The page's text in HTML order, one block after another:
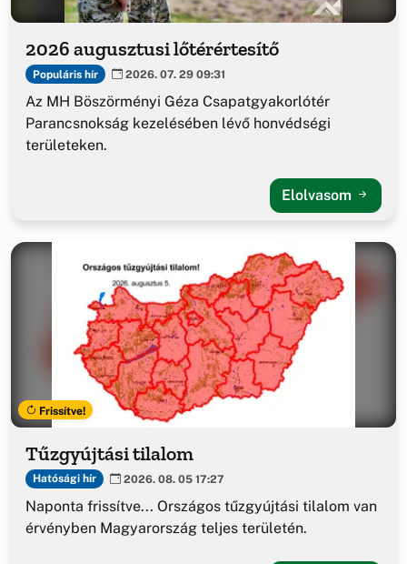
2026 augusztusi lőtérértesítő
Populáris hír 2026. 07. 29 09:31
Az MH Böszörményi Géza Csapatgyakorlótér
Parancsnokság kezelésében lévő honvédségi
területeken.
Elolvasom
Frissítve!
Tűzgyújtási tilalom
Hatósági hír 2026. 08. 05 17:27
Naponta frissítve... Országos tűzgyújtási tilalom van
érvényben Magyarország teljes területén.